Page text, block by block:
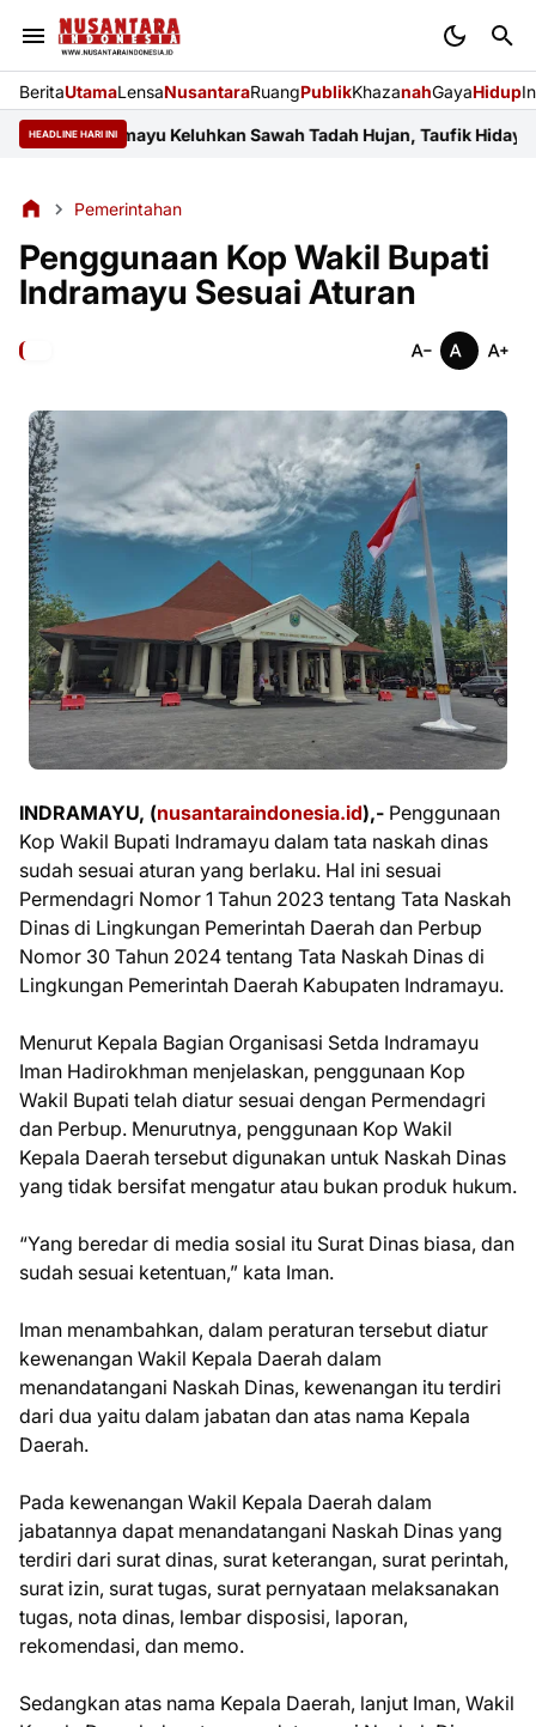
BeritaUtamaLensaNusantaraRuangPublikKhazanahGayaHidup
HEADLINE HARI INI
Indramayu Keluhkan Sawah Tadah Hujan, Taufik Hidayat Janji
Pemerintahan
Penggunaan Kop Wakil Bupati
Indramayu Sesuai Aturan
INDRAMAYU, (nusantaraindonesia.id),- Penggunaan
Kop Wakil Bupati Indramayu dalam tata naskah dinas
sudah sesuai aturan yang berlaku. Hal ini sesuai
Permendagri Nomor 1 Tahun 2023 tentang Tata Naskah
Dinas di Lingkungan Pemerintah Daerah dan Perbup
Nomor 30 Tahun 2024 tentang Tata Naskah Dinas di
Lingkungan Pemerintah Daerah Kabupaten Indramayu.
Menurut Kepala Bagian Organisasi Setda Indramayu
Iman Hadirokhman menjelaskan, penggunaan Kop
Wakil Bupati telah diatur sesuai dengan Permendagri
dan Perbup. Menurutnya, penggunaan Kop Wakil
Kepala Daerah tersebut digunakan untuk Naskah Dinas
yang tidak bersifat mengatur atau bukan produk hukum.
“Yang beredar di media sosial itu Surat Dinas biasa, dan
sudah sesuai ketentuan,” kata Iman.
Iman menambahkan, dalam peraturan tersebut diatur
kewenangan Wakil Kepala Daerah dalam
menandatangani Naskah Dinas, kewenangan itu terdiri
dari dua yaitu dalam jabatan dan atas nama Kepala
Daerah.
Pada kewenangan Wakil Kepala Daerah dalam
jabatannya dapat menandatangani Naskah Dinas yang
terdiri dari surat dinas, surat keterangan, surat perintah,
surat izin, surat tugas, surat pernyataan melaksanakan
tugas, nota dinas, lembar disposisi, laporan,
rekomendasi, dan memo.
Sedangkan atas nama Kepala Daerah, lanjut Iman, Wakil